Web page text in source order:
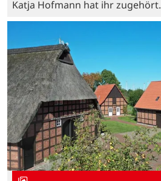
Katja Hofmann hat ihr zugehört.